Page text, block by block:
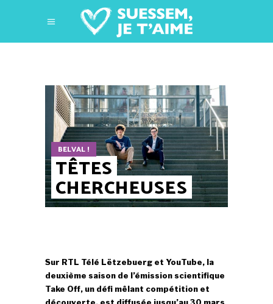
BELVAL !
TÊTES
CHERCHEUSES
Sur RTL Télé Lëtzebuerg et YouTube, la
deuxième saison de l’émission scientifique
Take Off, un défi mêlant compétition et